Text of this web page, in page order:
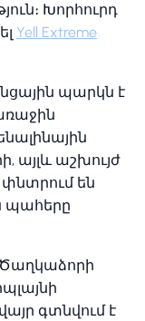
Խորհուրդ
Yell Extreme
պարկն է
այլև աշխույժ
են
պահերը
գտնվում է